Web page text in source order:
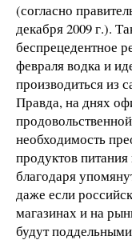
(согласно
декабря 2009 г.).
беспрецедентное
февраля водка и
производиться из
Правда, на днях
необходимость
продуктов
благодаря
даже если
магазинах и на
будут